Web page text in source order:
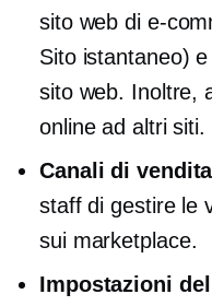
sito web di e-
Sito istantaneo)
sito web. Inoltre,
online ad altri siti.
Canali di vendita
staff di gestire le
sui marketplace.
Impostazioni